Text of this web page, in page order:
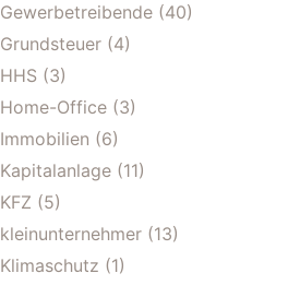
Gewerbetreibende (40)
Grundsteuer (4)
HHS (3)
Home-Office (3)
Immobilien (6)
Kapitalanlage (11)
KFZ (5)
kleinunternehmer (13)
Klimaschutz (1)